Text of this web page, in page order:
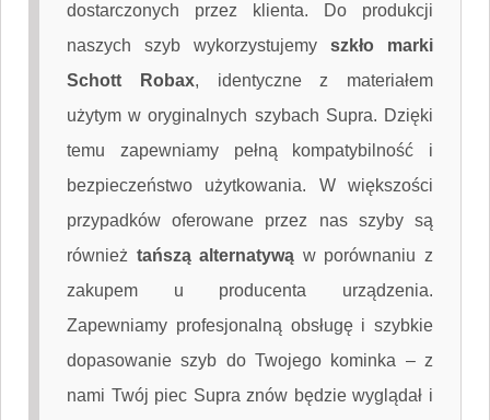
dostarczonych przez klienta. Do produkcji
naszych szyb wykorzystujemy szkło marki
Schott Robax, identyczne z materiałem
użytym w oryginalnych szybach Supra. Dzięki
temu zapewniamy pełną kompatybilność i
bezpieczeństwo użytkowania. W większości
przypadków oferowane przez nas szyby są
również tańszą alternatywą w porównaniu z
zakupem u producenta urządzenia.
Zapewniamy profesjonalną obsługę i szybkie
dopasowanie szyb do Twojego kominka – z
nami Twój piec Supra znów będzie wyglądał i